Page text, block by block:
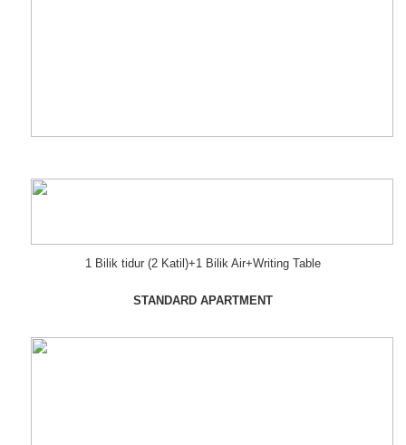
1 Bilik tidur (2 Katil)+1 Bilik Air+Writing Table
STANDARD APARTMENT